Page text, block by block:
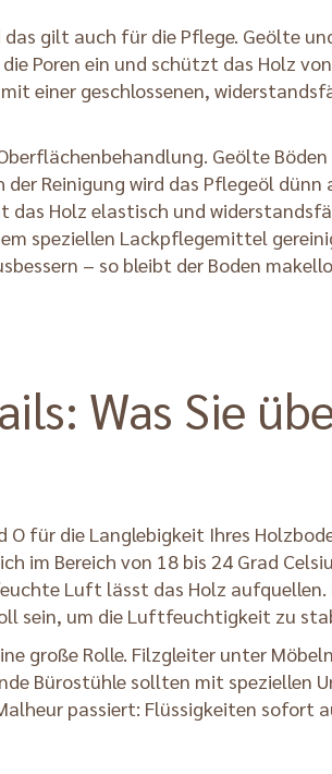
gilt auch für die Pflege. Geölte
Poren ein und schützt das Holz
einer geschlossenen,
Geölte
der Reinigung wird das Pflegeöl
das Holz elastisch und
speziellen Lackpflegemittel
– so bleibt der Boden
Was Sie
O für die Langlebigkeit Ihres
im Bereich von 18 bis 24 Grad
Luft lässt das Holz
sein, um die Luftfeuchtigkeit zu
große Rolle. Filzgleiter unter
Bürostühle sollten mit speziellen
passiert: Flüssigkeiten sofort